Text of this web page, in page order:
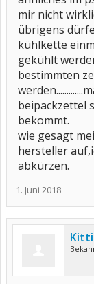
mir nicht
übrigens
kühlkette
gekühlt
bestimmten
beipackzettel
bekommt.
wie gesagt
hersteller
abkürzen.
1. Juni 2018